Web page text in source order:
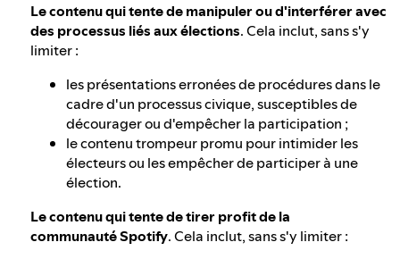
Le contenu qui tente de manipuler ou d'interférer avec
des processus liés aux élections. Cela inclut, sans s'y
limiter :
les présentations erronées de procédures dans le
cadre d'un processus civique, susceptibles de
décourager ou d'empêcher la participation ;
le contenu trompeur promu pour intimider les
électeurs ou les empêcher de participer à une
élection.
Le contenu qui tente de tirer profit de la
communauté Spotify. Cela inclut, sans s'y limiter :